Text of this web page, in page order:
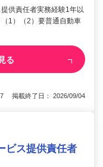
供責任者実務経験1年以
1）（2）要普通自動車
る
掲載終了日： 2026/09/04
ビス提供責任者